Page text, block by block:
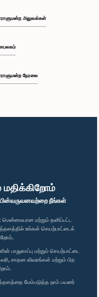
நீங்கள்
மென்மையான மற்றும் தனிப்பட்ட
உங்கள் செயற்பாட்டைக்
பாதுகாப்பு மற்றும் செயற்பாட்டை
சாதன விவரங்கள் மற்றும் பிற
மேம்படுத்த நாம் பயனர்
அலுவல்கள்
நேரலை